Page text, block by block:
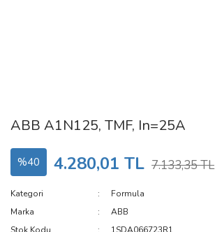
ABB A1N125, TMF, In=25A
%40 4.280,01 TL 7.133,35 TL
Kategori
Formula
Marka
ABB